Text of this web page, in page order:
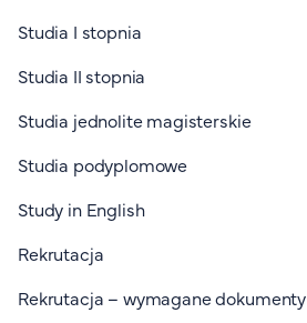
Studia I stopnia
Studia II stopnia
Studia jednolite magisterskie
Studia podyplomowe
Study in English
Rekrutacja
Rekrutacja – wymagane dokumenty